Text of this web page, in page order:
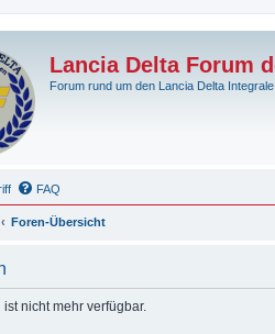
Lancia Delta Forum
Forum rund um den Lancia Delta Integrale
FAQ
Foren-Übersicht
ist nicht mehr verfügbar.